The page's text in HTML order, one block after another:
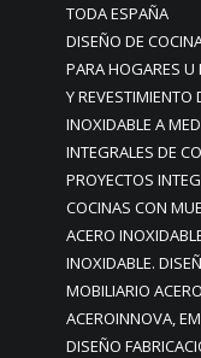
TODA ESPAÑA
DISEÑO DE
PARA HOGARES U
Y REVESTIMIENTO
INOXIDABLE A
INTEGRALES DE
PROYECTOS
COCINAS CON
ACERO
INOXIDABLE.
MOBILIARIO
ACEROINNOVA,
DISEÑO